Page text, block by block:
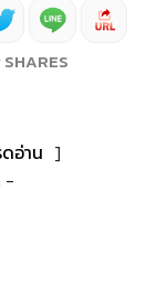
SHARES
อ่าน ]
-